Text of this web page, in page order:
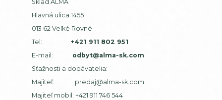
Sklad ALMA
Hlavná ulica 1455
013 62 Veľké Rovné
Tel:
+421 911 802 951
E-mail: odbyt@alma-sk.com
Sťažnosti a dodávatelia:
Majiteľ: predaj@alma-sk.com
Majiteľ mobil: +421 911 746 544